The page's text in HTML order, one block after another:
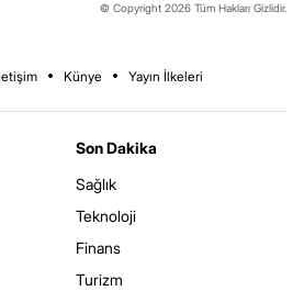
© Copyright 2026 Tüm Hakları Gizlidir.
Künye Yayın İlkeleri
Son Dakika
Sağlık
Teknoloji
Finans
Turizm